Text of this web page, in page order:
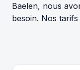
Baelen, nous
besoin. Nos